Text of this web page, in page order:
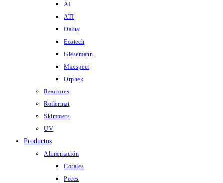
AI
ATI
Dalua
Ecotech
Giesemann
Maxspect
Orphek
Reactores
Rollermat
Skimmers
UV
Productos
Alimentación
Corales
Peces